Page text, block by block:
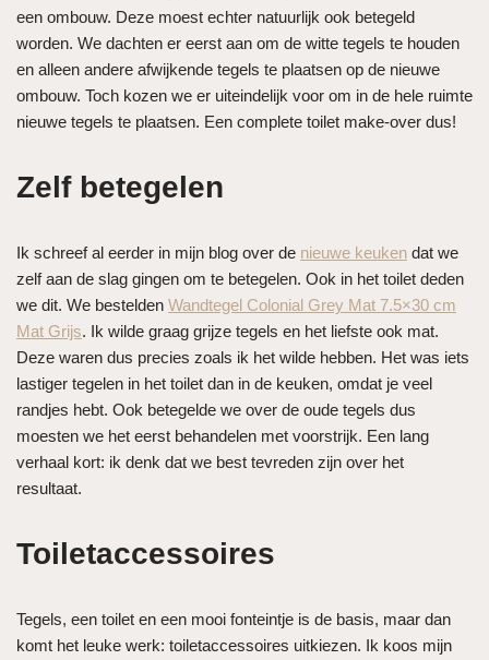
een ombouw. Deze moest echter natuurlijk ook betegeld
worden. We dachten er eerst aan om de witte tegels te houden
en alleen andere afwijkende tegels te plaatsen op de nieuwe
ombouw. Toch kozen we er uiteindelijk voor om in de hele ruimte
nieuwe tegels te plaatsen. Een complete toilet make-over dus!
Zelf betegelen
Ik schreef al eerder in mijn blog over de nieuwe keuken dat we
zelf aan de slag gingen om te betegelen. Ook in het toilet deden
we dit. We bestelden Wandtegel Colonial Grey Mat 7.5×30 cm
Mat Grijs. Ik wilde graag grijze tegels en het liefste ook mat.
Deze waren dus precies zoals ik het wilde hebben. Het was iets
lastiger tegelen in het toilet dan in de keuken, omdat je veel
randjes hebt. Ook betegelde we over de oude tegels dus
moesten we het eerst behandelen met voorstrijk. Een lang
verhaal kort: ik denk dat we best tevreden zijn over het
resultaat.
Toiletaccessoires
Tegels, een toilet en een mooi fonteintje is de basis, maar dan
komt het leuke werk: toiletaccessoires uitkiezen. Ik koos mijn